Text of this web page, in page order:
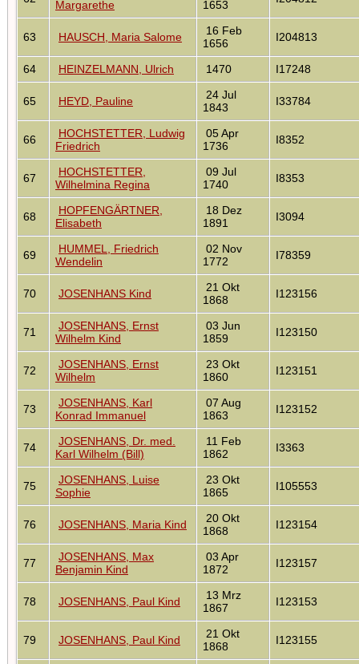
Margarethe 1653
63 HAUSCH, Maria Salome
16 Feb
1656
I204813
64 HEINZELMANN, Ulrich 1470 I17248
65 HEYD, Pauline
24 Jul
1843
I33784
66
HOCHSTETTER, Ludwig
Friedrich
05 Apr
1736
I8352
67
HOCHSTETTER,
Wilhelmina Regina
09 Jul
1740
I8353
68
HOPFENGÄRTNER,
Elisabeth
18 Dez
1891
I3094
69
HUMMEL, Friedrich
Wendelin
02 Nov
1772
I78359
70 JOSENHANS Kind
21 Okt
1868
I123156
71
JOSENHANS, Ernst
Wilhelm Kind
03 Jun
1859
I123150
72
JOSENHANS, Ernst
Wilhelm
23 Okt
1860
I123151
73
JOSENHANS, Karl
Konrad Immanuel
07 Aug
1863
I123152
74
JOSENHANS, Dr. med.
Karl Wilhelm (Bill)
11 Feb
1862
I3363
75
JOSENHANS, Luise
Sophie
23 Okt
1865
I105553
76 JOSENHANS, Maria Kind
20 Okt
1868
I123154
77
JOSENHANS, Max
Benjamin Kind
03 Apr
1872
I123157
78 JOSENHANS, Paul Kind
13 Mrz
1867
I123153
79 JOSENHANS, Paul Kind
21 Okt
1868
I123155